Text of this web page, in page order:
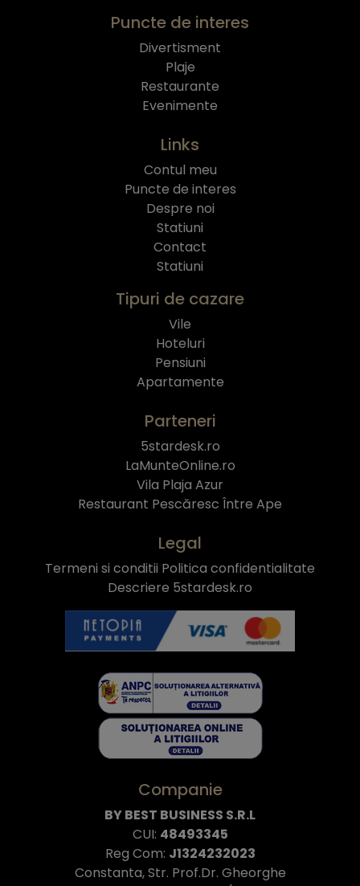
Puncte de interes
Divertisment
Plaje
Restaurante
Evenimente
Links
Contul meu
Puncte de interes
Despre noi
Statiuni
Contact
Statiuni
Tipuri de cazare
Vile
Hoteluri
Pensiuni
Apartamente
Parteneri
5stardesk.ro
LaMunteOnline.ro
Vila Plaja Azur
Restaurant Pescăresc Între Ape
Legal
Termeni si conditii Politica confidentialitate
Descriere 5stardesk.ro
Companie
BY BEST BUSINESS S.R.L
CUI: 48493345
Reg Com: J1324232023
Constanta, Str. Prof.Dr. Gheorghe